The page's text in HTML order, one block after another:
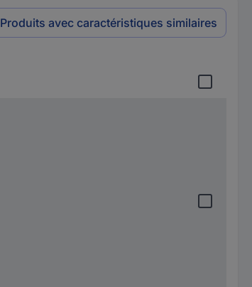
Produits avec caractéristiques similaires